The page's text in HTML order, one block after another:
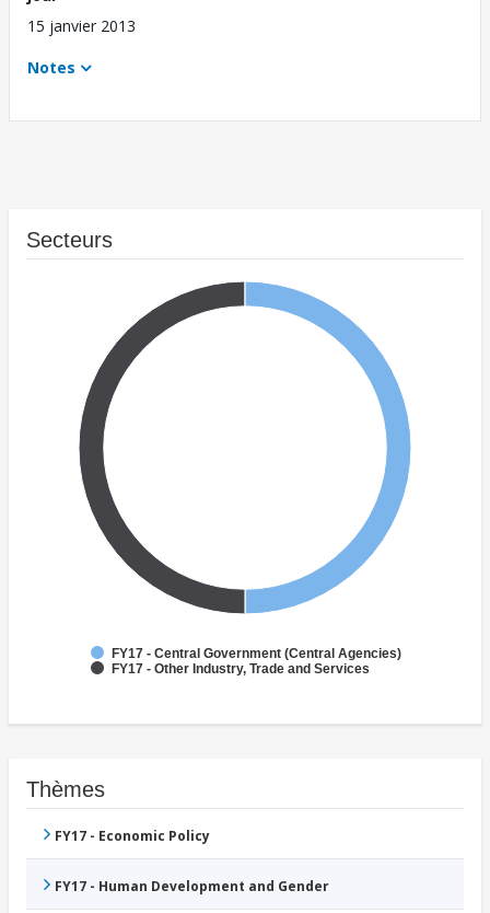
15 janvier 2013
Notes
Secteurs
FY17 - Central Government (Central Agencies)
FY17 - Other Industry, Trade and Services
Thèmes
FY17 - Economic Policy
FY17 - Human Development and Gender